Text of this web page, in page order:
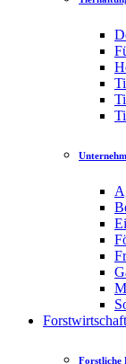
Forstwirtschaft
Forstliche